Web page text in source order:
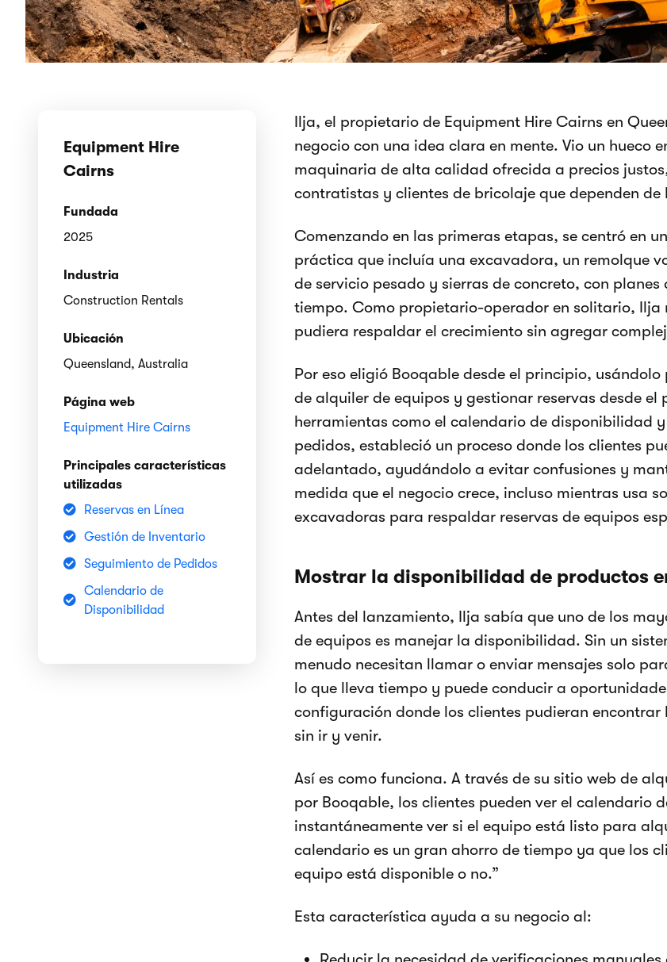
Equipment Hire
Cairns
Fundada
2025
Industria
Construction Rentals
Ubicación
Queensland, Australia
Página web
Equipment Hire Cairns
Principales características
utilizadas
Reservas en Línea
Gestión de Inventario
Seguimiento de Pedidos
Calendario de
Disponibilidad
Ilja, el propietario de Equipment Hire Cairns en
negocio con una idea clara en mente. Vio un hueco
maquinaria de alta calidad ofrecida a precios
contratistas y clientes de bricolaje que dependen
Comenzando en las primeras etapas, se centró en
práctica que incluía una excavadora, un remolque
de servicio pesado y sierras de concreto, con planes
tiempo. Como propietario-operador en solitario, Ilja
pudiera respaldar el crecimiento sin agregar
Por eso eligió Booqable desde el principio,
de alquiler de equipos y gestionar reservas desde el
herramientas como el calendario de disponibilidad
pedidos, estableció un proceso donde los clientes
adelantado, ayudándolo a evitar confusiones y
medida que el negocio crece, incluso mientras usa
excavadoras para respaldar reservas de equipos
Mostrar la disponibilidad de productos
Antes del lanzamiento, Ilja sabía que uno de los
de equipos es manejar la disponibilidad. Sin un
menudo necesitan llamar o enviar mensajes solo
lo que lleva tiempo y puede conducir a
configuración donde los clientes pudieran encontrar
sin ir y venir.
Así es como funciona. A través de su sitio web de
por Booqable, los clientes pueden ver el calendario
instantáneamente ver si el equipo está listo para
calendario es un gran ahorro de tiempo ya que los
equipo está disponible o no.”
Esta característica ayuda a su negocio al: